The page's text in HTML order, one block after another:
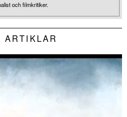
och filmkritiker.
ARTIKLAR